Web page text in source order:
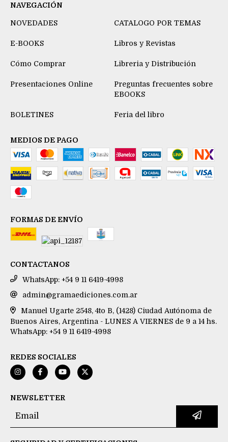
NAVEGACIÓN
NOVEDADES CATALOGO POR TEMAS
E-BOOKS Libros y Revistas
Cómo Comprar Libreria y Distribución
Presentaciones Online
Preguntas frecuentes sobre
EBOOKS
BOLETINES Feria del libro
MEDIOS DE PAGO
FORMAS DE ENVÍO
CONTACTANOS
WhatsApp: +54 9 11 6419-4998
admin@gramaediciones.com.ar
Manuel Ugarte 2548, 4to B, (1428) Ciudad Autónoma de
Buenos Aires, Argentina - LUNES A VIERNES de 9 a 14 hs.
WhatsApp: +54 9 11 6419-4998
REDES SOCIALES
NEWSLETTER